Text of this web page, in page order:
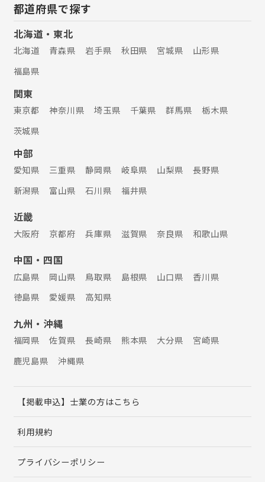
都道府県で探す
北海道・東北
北海道 青森県 岩手県 秋田県 宮城県
山形県
福島県
関東
東京都 神奈川県 埼玉県 千葉県 群馬県
栃木県
茨城県
中部
愛知県 三重県 静岡県 岐阜県 山梨県
長野県
新潟県
富山県 石川県 福井県
近畿
大阪府 京都府 兵庫県 滋賀県 奈良県 和歌山県
中国・四国
広島県 岡山県 鳥取県 島根県 山口県
香川県
徳島県
愛媛県 高知県
九州・沖縄
福岡県 佐賀県 長崎県 熊本県 大分県
宮崎県
鹿児島県
沖縄県
【掲載申込】士業の方はこちら
利用規約
プライバシーポリシー